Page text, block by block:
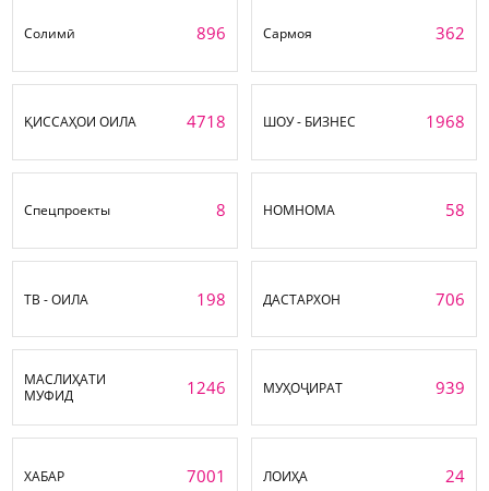
Солимӣ 896 Сармоя 362
ҚИССАҲОИ ОИЛА 4718 ШОУ - БИЗНЕС 1968
Спецпроекты 8 НОМНОМА 58
ТВ - ОИЛА 198 ДАСТАРХОН 706
МАСЛИҲАТИ
МУФИД
1246 МУҲОҶИРАТ 939
ХАБАР 7001 ЛОИҲА 24